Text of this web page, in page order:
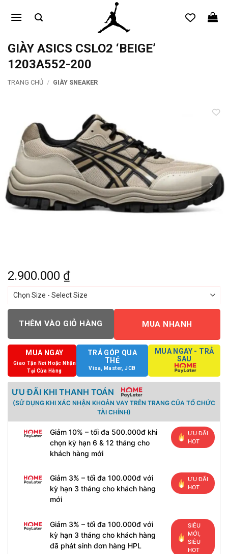
qua
dungGIÀY ASICS CSLO2 ‘BEIGE’
1203A552-200
TRANG CHỦ / GIÀY SNEAKER
2.900.000 ₫
THÊM VÀO GIỎ HÀNG MUA NHANH
MUA NGAY
Giao Tận Nơi Hoặc Nhận
Tại Cửa Hàng
TRẢ GÓP QUA
THẺ
Visa, Master, JCB
MUA NGAY - TRẢ
SAU
ƯU ĐÃI KHI THANH TOÁN
(SỬ DỤNG KHI XÁC NHẬN KHOẢN VAY TRÊN TRANG CỦA TỔ CHỨC
TÀI CHÍNH)
Giảm 10% – tối đa 500.000đ khi
chọn kỳ hạn 6 & 12 tháng cho
khách hàng mới
ƯU ĐÃI
HOT
Giảm 3% – tối đa 100.000đ với
kỳ hạn 3 tháng cho khách hàng
mới
ƯU ĐÃI
HOT
Giảm 3% – tối đa 100.000đ với
kỳ hạn 3 tháng cho khách hàng
đã phát sinh đơn hàng HPL
SIÊU
MỚI,
SIÊU
HOT